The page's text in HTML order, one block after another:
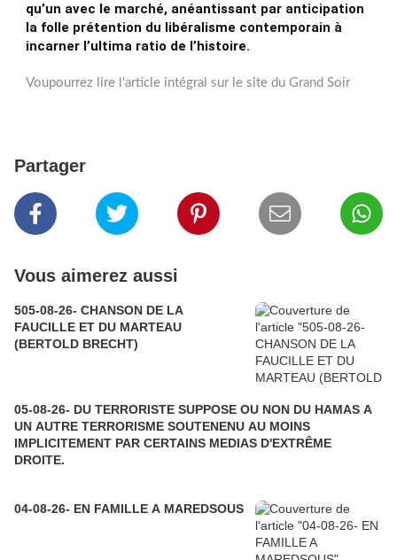
qu’un avec le marché, anéantissant par anticipation
la folle prétention du libéralisme contemporain à
incarner l’ultima ratio de l’histoire.
Voupourrez lire l'article intégral sur le site du Grand Soir
Partager
Vous aimerez aussi
505-08-26- CHANSON DE LA
FAUCILLE ET DU MARTEAU
(BERTOLD BRECHT)
05-08-26- DU TERRORISTE SUPPOSE OU NON DU HAMAS A
UN AUTRE TERRORISME SOUTENENU AU MOINS
IMPLICITEMENT PAR CERTAINS MEDIAS D'EXTRÊME
DROITE.
04-08-26- EN FAMILLE A MAREDSOUS